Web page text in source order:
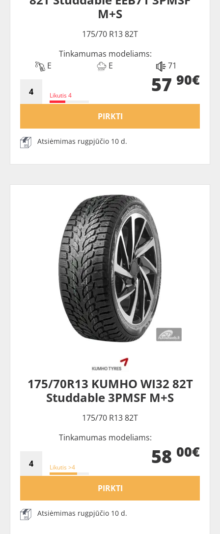
M+S
175/70 R13 82T
Tinkamumas modeliams:
E
E 71
Likutis 4 57 90€
PIRKTI
Atsiėmimas rugpjūčio 10 d.
175/70R13 KUMHO WI32 82T
Studdable 3PMSF M+S
175/70 R13 82T
Tinkamumas modeliams:
Likutis >4 58 00€
PIRKTI
Atsiėmimas rugpjūčio 10 d.